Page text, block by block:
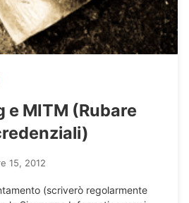
e MITM (Rubare
15, 2012
(scriverò regolarmente